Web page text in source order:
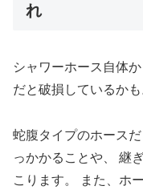
れ
シャワーホース自体
だと破損しているかも
蛇腹タイプのホース
っかかることや、 継
こります。 また、ホ